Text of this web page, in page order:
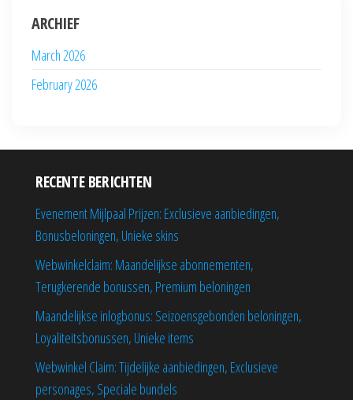
ARCHIEF
March 2026
February 2026
RECENTE BERICHTEN
Evenement Mijlpaal Prijzen: Exclusieve aanbiedingen,
Bonusbeloningen, Unieke skins
Webwinkelclaim: Maandelijkse abonnementen,
Terugkerende bonussen, Premium beloningen
Maandelijkse inlogbonus: Seizoensgebonden beloningen,
Loyaliteitsbonussen, Unieke items
Webwinkel Claim: Tijdelijke aanbiedingen, Exclusieve
personages, Speciale bundels